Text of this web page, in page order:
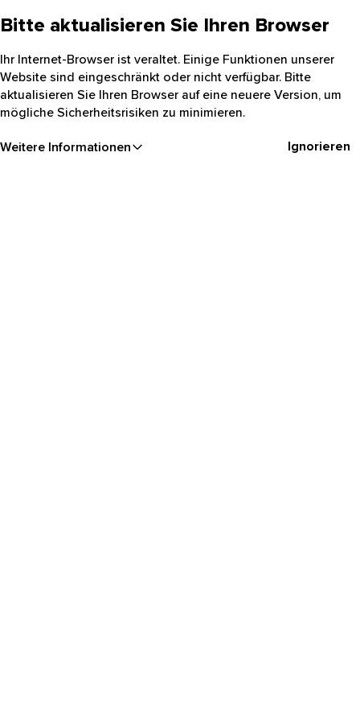
Bitte aktualisieren Sie Ihren Browser
Ihr Internet-Browser ist veraltet. Einige Funktionen unserer
Website sind eingeschränkt oder nicht verfügbar. Bitte
aktualisieren Sie Ihren Browser auf eine neuere Version, um
mögliche Sicherheitsrisiken zu minimieren.
Weitere Informationen Ignorieren